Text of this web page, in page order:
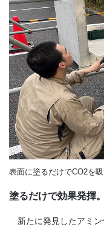
表面に塗るだけでCO2を
塗るだけで効果発揮
新たに発見したアミン